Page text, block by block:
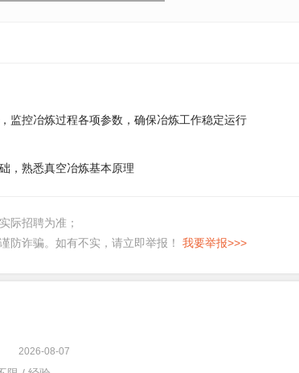
监控冶炼过程各项参数，确保冶炼工作稳定运行
，熟悉真空冶炼基本原理
际招聘为准；
防诈骗。如有不实，请立即举报！ 我要举报>>>
2026-08-07